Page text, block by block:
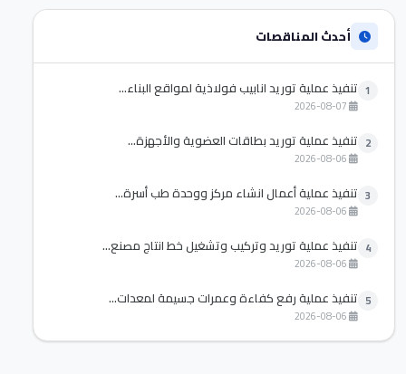
أحدث المناقصات
1 تنفيذ عملية توريد انابيب فولاذية لمواقع البناء...
2 تنفيذ عملية توريد بطاقات العضوية والأجهزة...
3 تنفيذ عملية أعمال انشاء مركز ووحدة طب أسرة...
4 تنفيذ عملية توريد وتركيب وتشغيل خط انتاج مصنع...
5 تنفيذ عملية رفع كفاءة وعمرات جسيمة لمعدات...